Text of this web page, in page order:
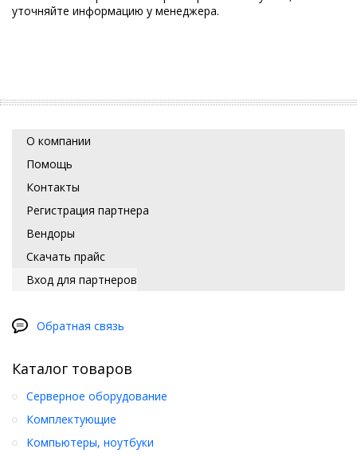
уточняйте информацию у менеджера.
О компании
Помощь
Контакты
Регистрация партнера
Вендоры
Скачать прайс
Вход для партнеров
Обратная связь
Каталог товаров
Серверное оборудование
Комплектующие
Компьютеры, ноутбуки